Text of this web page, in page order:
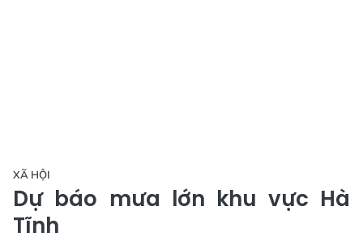
XÃ HỘI
Dự báo mưa lớn khu vực Hà
Tĩnh